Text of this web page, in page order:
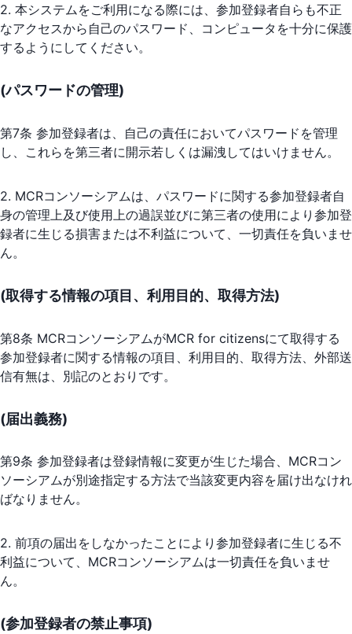
2. 本システムをご利用になる際には、参加登録者自らも不正
なアクセスから自己のパスワード、コンピュータを十分に保護
するようにしてください。
(パスワードの管理)
第7条 参加登録者は、自己の責任においてパスワードを管理
し、これらを第三者に開示若しくは漏洩してはいけません。
2. MCRコンソーシアムは、パスワードに関する参加登録者自
身の管理上及び使用上の過誤並びに第三者の使用により参加登
録者に生じる損害または不利益について、一切責任を負いませ
ん。
(取得する情報の項目、利用目的、取得方法)
第8条 MCRコンソーシアムがMCR for citizensにて取得する
参加登録者に関する情報の項目、利用目的、取得方法、外部送
信有無は、別記のとおりです。
(届出義務)
第9条 参加登録者は登録情報に変更が生じた場合、MCRコン
ソーシアムが別途指定する方法で当該変更内容を届け出なけれ
ばなりません。
2. 前項の届出をしなかったことにより参加登録者に生じる不
利益について、MCRコンソーシアムは一切責任を負いませ
ん。
(参加登録者の禁止事項)